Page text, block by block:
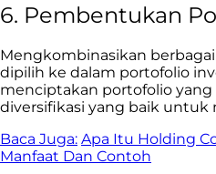
6. Pembentukan
Mengkombinasikan
dipilih ke dalam portofolio
menciptakan portofolio
diversifikasi yang baik untuk
Baca Juga: Apa Itu Holding
Manfaat Dan Contoh